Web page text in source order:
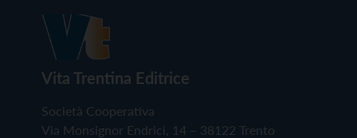
Vita Trentina Editrice
Società Cooperativa
Via Monsignor Endrici, 14 – 38122 Trento